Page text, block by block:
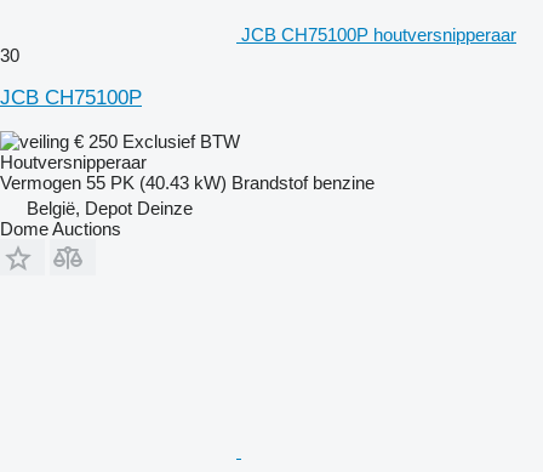
JCB CH75100P houtversnipperaar
30
JCB CH75100P
€ 250 Exclusief BTW
Houtversnipperaar
Vermogen 55 PK (40.43 kW) Brandstof benzine
België, Depot Deinze
Dome Auctions